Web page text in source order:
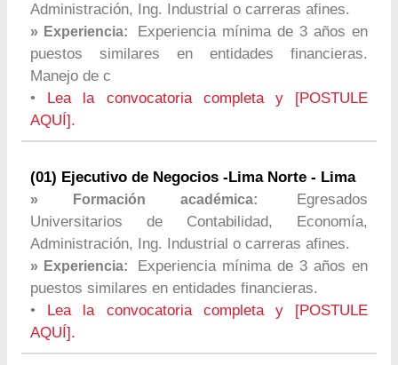
Administración, Ing. Industrial o carreras afines.
» Experiencia:
Experiencia mínima de 3 años en
puestos similares en entidades financieras.
Manejo de c
•
Lea la convocatoria completa y [POSTULE
AQUÍ].
(01) Ejecutivo de Negocios -Lima Norte - Lima
» Formación académica:
Egresados
Universitarios de Contabilidad, Economía,
Administración, Ing. Industrial o carreras afines.
» Experiencia:
Experiencia mínima de 3 años en
puestos similares en entidades financieras.
•
Lea la convocatoria completa y [POSTULE
AQUÍ].